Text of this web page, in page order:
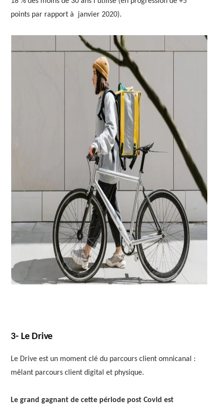
points par rapport à janvier 2020).
3- Le Drive
Le Drive est un moment clé du parcours client omnicanal :
mêlant parcours client digital et physique.
Le grand gagnant de cette période post Covid est